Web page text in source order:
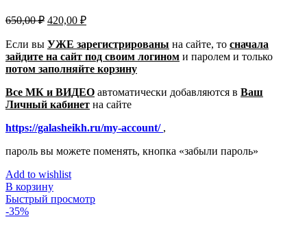
650,00₽ Первоначальная
составляла
650,00 ₽.
420,00 ₽Текущая
420,00 ₽.
Если вы УЖЕ зарегистрированы на сайте, то сначала
зайдите на сайт под своим логином и паролем и только
потом заполняйте корзину
Все МК и ВИДЕО автоматически добавляются в Ваш
Личный кабинет на сайте
https://galasheikh.ru/my-account/ ,
пароль вы можете поменять, кнопка «забыли пароль»
Add to wishlist
В корзину
Быстрый просмотр
-35%